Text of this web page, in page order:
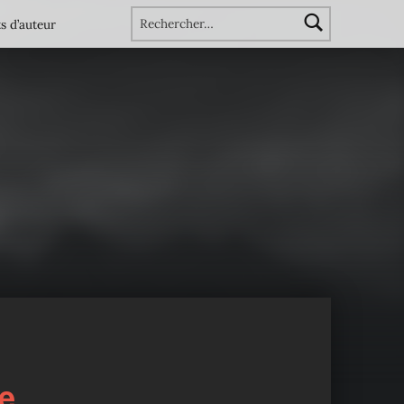
Rechercher :
d’auteur